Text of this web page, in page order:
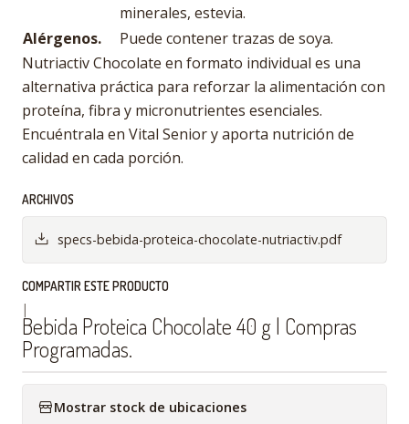
minerales, estevia.
Alérgenos.
Puede contener trazas de soya.
Nutriactiv Chocolate en formato individual es una
alternativa práctica para reforzar la alimentación con
proteína, fibra y micronutrientes esenciales.
Encuéntrala en Vital Senior y aporta nutrición de
calidad en cada porción.
ARCHIVOS
specs-bebida-proteica-chocolate-nutriactiv.pdf
COMPARTIR ESTE PRODUCTO
|
Bebida Proteica Chocolate 40 g | Compras
Programadas.
Mostrar stock de ubicaciones